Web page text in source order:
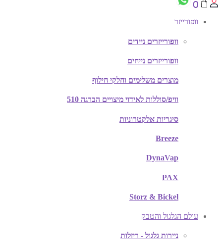
0
וופורייזר
וופורייזרים ניידים
וופורייזרים נייחים
מוצרים משלימים וחלקי חילוף
וויפ/סוללות לאידוי מיצויים הברגה 510
סיגריות אלקטרוניות
Breeze
DynaVap
PAX
Storz & Bickel
עולם הגלגול והטבק
ניירות גלגול - ריזלות